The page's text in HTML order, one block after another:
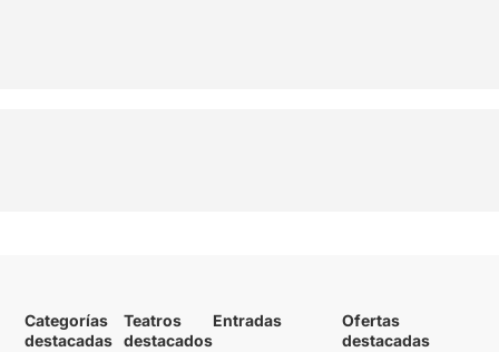
Categorías
destacadas
Teatros
destacados
Entradas
Ofertas
destacadas